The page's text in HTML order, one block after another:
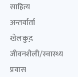
साहित्य
अन्तर्वार्ता
खेलकुद़़
जीवनशैली/स्वास्थ्य
प्रवास